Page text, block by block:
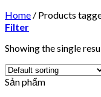
Home / Products
Filter
Showing the single
Sản phẩm